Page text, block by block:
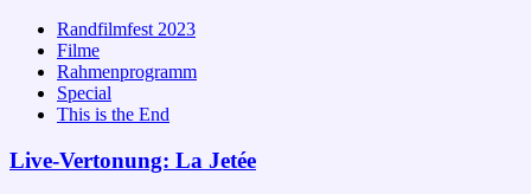
Randfilmfest 2023
Filme
Rahmenprogramm
Special
This is the End
Live-Vertonung: La Jetée